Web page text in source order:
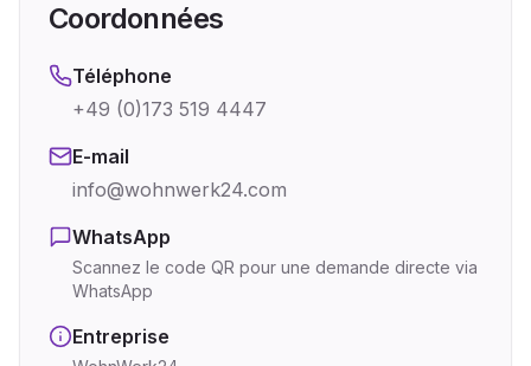
Coordonnées
Téléphone
+49 (0)173 519 4447
E-mail
info@wohnwerk24.com
WhatsApp
Scannez le code QR pour une demande directe via
WhatsApp
Entreprise